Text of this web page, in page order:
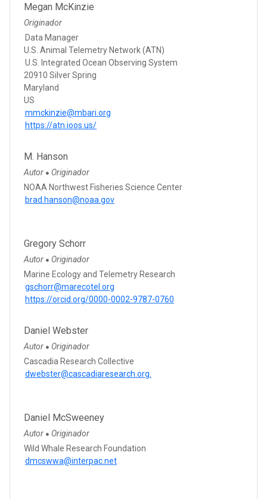
Megan McKinzie
Originador
Data Manager
U.S. Animal Telemetry Network (ATN)
U.S. Integrated Ocean Observing System
20910 Silver Spring
Maryland
US
mmckinzie@mbari.org
https://atn.ioos.us/
M. Hanson
Autor ● Originador
NOAA Northwest Fisheries Science Center
brad.hanson@noaa.gov
Gregory Schorr
Autor ● Originador
Marine Ecology and Telemetry Research
gschorr@marecotel.org
https://orcid.org/0000-0002-9787-0760
Daniel Webster
Autor ● Originador
Cascadia Research Collective
dwebster@cascadiaresearch.org.
Daniel McSweeney
Autor ● Originador
Wild Whale Research Foundation
dmcswwa@interpac.net